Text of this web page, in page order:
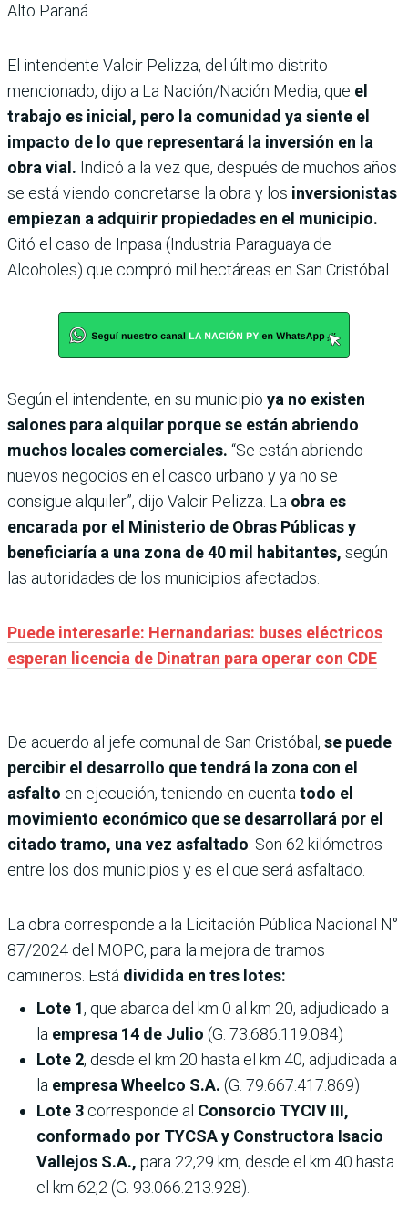
Alto Paraná.
El intendente Valcir Pelizza, del último distrito
mencionado, dijo a La Nación/Nación Media, que el
trabajo es inicial, pero la comunidad ya siente el
impacto de lo que representará la inversión en la
obra vial. Indicó a la vez que, después de muchos años
se está viendo concretarse la obra y los inversionistas
empiezan a adquirir propiedades en el municipio.
Citó el caso de Inpasa (Industria Paraguaya de
Alcoholes) que compró mil hectáreas en San Cristóbal.
Según el intendente, en su municipio ya no existen
salones para alquilar porque se están abriendo
muchos locales comerciales. “Se están abriendo
nuevos negocios en el casco urbano y ya no se
consigue alquiler”, dijo Valcir Pelizza. La obra es
encarada por el Ministerio de Obras Públicas y
beneficiaría a una zona de 40 mil habitantes, según
las autoridades de los municipios afectados.
Puede interesarle: Hernandarias: buses eléctricos
esperan licencia de Dinatran para operar con CDE
De acuerdo al jefe comunal de San Cristóbal, se puede
percibir el desarrollo que tendrá la zona con el
asfalto en ejecución, teniendo en cuenta todo el
movimiento económico que se desarrollará por el
citado tramo, una vez asfaltado . Son 62 kilómetros
entre los dos municipios y es el que será asfaltado.
La obra corresponde a la Licitación Pública Nacional N°
87/2024 del MOPC, para la mejora de tramos
camineros. Está dividida en tres lotes:
Lote 1, que abarca del km 0 al km 20, adjudicado a
la empresa 14 de Julio (G. 73.686.119.084)
Lote 2, desde el km 20 hasta el km 40, adjudicada a
la empresa Wheelco S.A. (G. 79.667.417.869)
Lote 3 corresponde al Consorcio TYCIV III,
conformado por TYCSA y Constructora Isacio
Vallejos S.A., para 22,29 km, desde el km 40 hasta
el km 62,2 (G. 93.066.213.928).